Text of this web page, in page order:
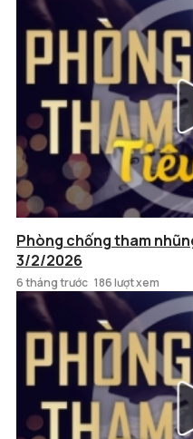
Phòng chống tham
3/2/2026
6 tháng trước 186 lượt xem